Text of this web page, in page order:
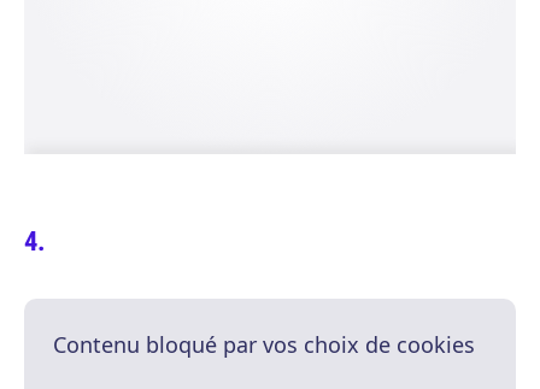
Contenu bloqué par vos choix de cookies